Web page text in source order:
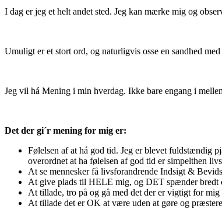
I dag er jeg et helt andet sted. Jeg kan mærke mig og
Umuligt er et stort ord, og naturligvis osse en sandhed
Jeg vil há Mening i min hverdag. Ikke bare engang i
Det der gi´r mening for mig er:
Følelsen af at há god tid. Jeg er blevet fuldstændig
overordnet at ha følelsen af god tid er simpelthen
At se mennesker få livsforandrende Indsigt &
At give plads til HELE mig, og DET spænder bredt
At tillade, tro på og gå med det der er vigtigt for
At tillade det er OK at være uden at gøre og